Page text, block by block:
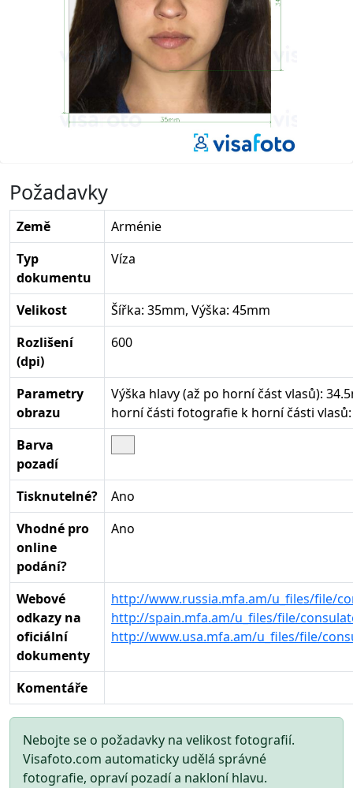
Požadavky
Země
Arménie
Typ
dokumentu
Víza
Velikost
Šířka: 35mm, Výška: 45mm
Rozlišení
(dpi)
600
Parametry
obrazu
Výška hlavy (až po horní část vlasů):
horní části fotografie k horní části
Barva
pozadí
Tisknutelné?
Ano
Vhodné pro
online
podání?
Ano
Webové
odkazy na
oficiální
dokumenty
http://www.russia.mfa.am/u_files/file/
http://spain.mfa.am/u_files/file/
http://www.usa.mfa.am/u_files/file/
Komentáře
Nebojte se o požadavky na velikost fotografií.
Visafoto.com automaticky udělá správné
fotografie, opraví pozadí a nakloní hlavu.